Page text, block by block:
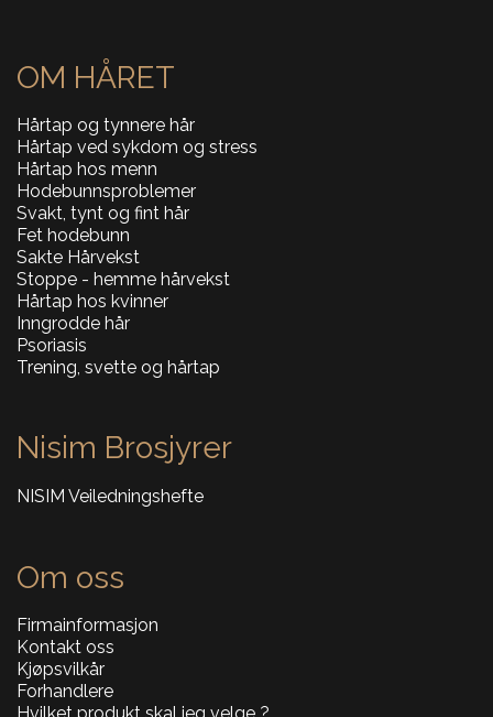
OM HÅRET
Hårtap og tynnere hår
Hårtap ved sykdom og stress
Hårtap hos menn
Hodebunnsproblemer
Svakt, tynt og fint hår
Fet hodebunn
Sakte Hårvekst
Stoppe - hemme hårvekst
Hårtap hos kvinner
Inngrodde hår
Psoriasis
Trening, svette og hårtap
Nisim Brosjyrer
NISIM Veiledningshefte
Om oss
Firmainformasjon
Kontakt oss
Kjøpsvilkår
Forhandlere